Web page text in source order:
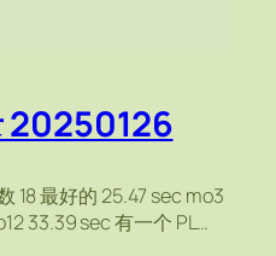
20250126
18 最好的 25.47 sec mo3
33.39 sec 有一个 PL…